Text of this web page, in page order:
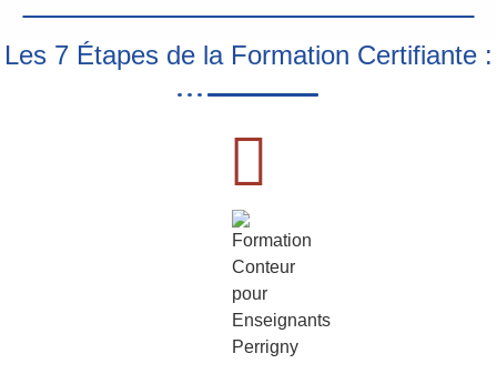
Les 7 Étapes de la Formation Certifiante :